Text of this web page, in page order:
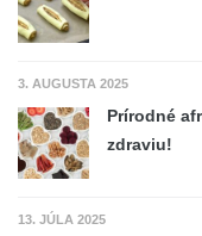
3. AUGUSTA 2025
Prírodné
zdraviu!
13. JÚLA 2025